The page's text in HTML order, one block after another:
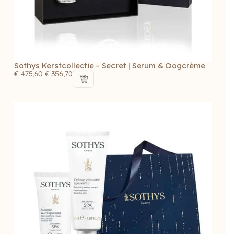
Sothys Kerstcollectie – Secret | Serum & Oogcrème
€475,60 € 356,70